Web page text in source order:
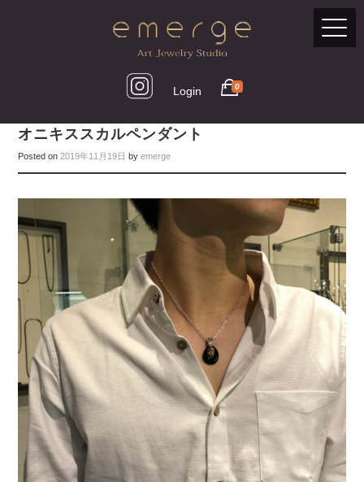
Login 0
オニキススカルペンダント
Posted on2019年11月19日 byemerge